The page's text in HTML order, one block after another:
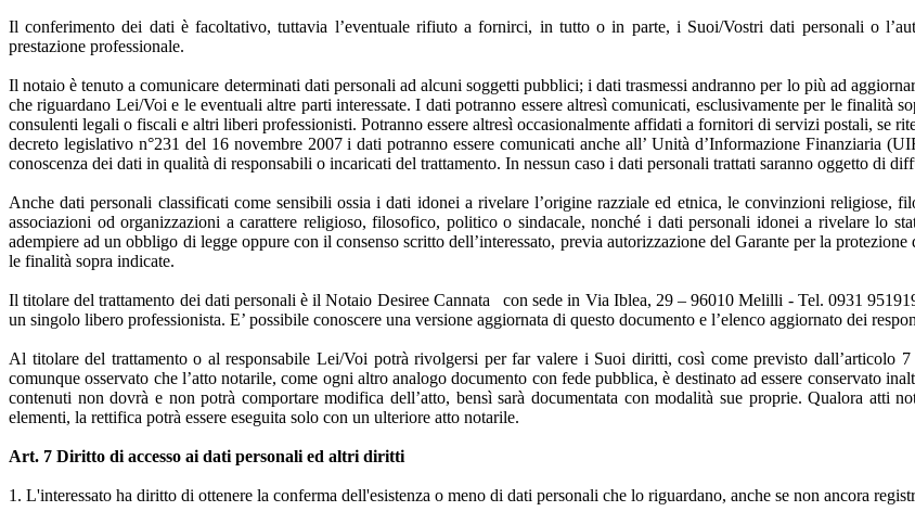
Il conferimento dei dati è facoltativo, tuttavia l’eventuale rifiuto a fornirci, in tutto o in parte, i Suoi/Vostri dati personali o
prestazione professionale.
Il notaio è tenuto a comunicare determinati dati personali ad alcuni soggetti pubblici; i dati trasmessi andranno per lo più ad
che riguardano Lei/Voi e le eventuali altre parti interessate. I dati potranno essere altresì comunicati, esclusivamente per le
consulenti legali o fiscali e altri liberi professionisti. Potranno essere altresì occasionalmente affidati a fornitori di servizi postali, se
decreto legislativo n°231 del 16 novembre 2007 i dati potranno essere comunicati anche all’ Unità d’Informazione Finanziaria
conoscenza dei dati in qualità di responsabili o incaricati del trattamento. In nessun caso i dati personali trattati saranno oggetto di
Anche dati personali classificati come sensibili ossia i dati idonei a rivelare l’origine razziale ed etnica, le convinzioni religiose,
associazioni od organizzazioni a carattere religioso, filosofico, politico o sindacale, nonché i dati personali idonei a rivelare lo
adempiere ad un obbligo di legge oppure con il consenso scritto dell’interessato, previa autorizzazione del Garante per la
le finalità sopra indicate.
Il titolare del trattamento dei dati personali è il Notaio Desiree Cannata con sede in Via Iblea, 29 – 96010 Melilli - Tel. 0931
un singolo libero professionista. E’ possibile conoscere una versione aggiornata di questo documento e l’elenco aggiornato dei
Al titolare del trattamento o al responsabile Lei/Voi potrà rivolgersi per far valere i Suoi diritti, così come previsto dall’articolo
comunque osservato che l’atto notarile, come ogni altro analogo documento con fede pubblica, è destinato ad essere conservato
contenuti non dovrà e non potrà comportare modifica dell’atto, bensì sarà documentata con modalità sue proprie. Qualora atti
elementi, la rettifica potrà essere eseguita solo con un ulteriore atto notarile.
Art. 7 Diritto di accesso ai dati personali ed altri diritti
1. L'interessato ha diritto di ottenere la conferma dell'esistenza o meno di dati personali che lo riguardano, anche se non ancora